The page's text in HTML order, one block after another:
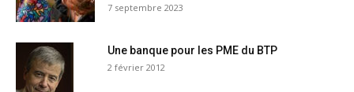
7 septembre 2023
Une banque pour les PME du BTP
2 février 2012